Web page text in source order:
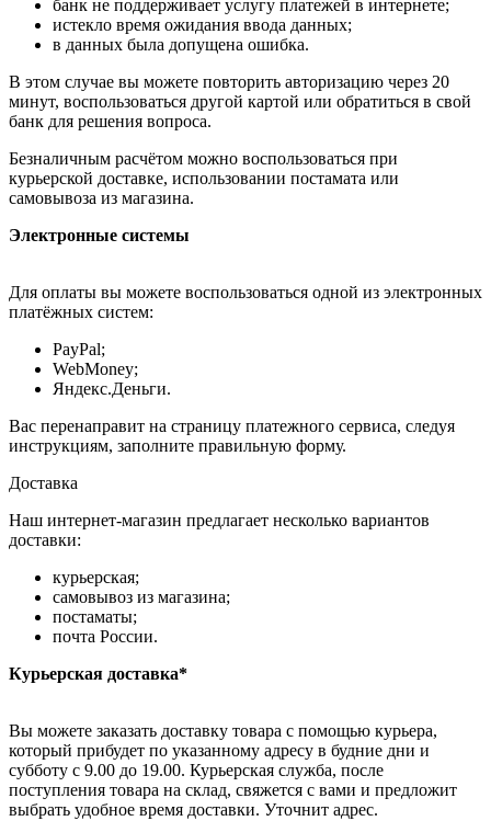
банк не поддерживает услугу платежей в интернете;
истекло время ожидания ввода данных;
в данных была допущена ошибка.
В этом случае вы можете повторить авторизацию через 20
минут, воспользоваться другой картой или обратиться в свой
банк для решения вопроса.
Безналичным расчётом можно воспользоваться при
курьерской доставке, использовании постамата или
самовывоза из магазина.
Электронные системы
Для оплаты вы можете воспользоваться одной из электронных
платёжных систем:
PayPal;
WebMoney;
Яндекс.Деньги.
Вас перенаправит на страницу платежного сервиса, следуя
инструкциям, заполните правильную форму.
Доставка
Наш интернет-магазин предлагает несколько вариантов
доставки:
курьерская;
самовывоз из магазина;
постаматы;
почта России.
Курьерская доставка*
Вы можете заказать доставку товара с помощью курьера,
который прибудет по указанному адресу в будние дни и
субботу с 9.00 до 19.00. Курьерская служба, после
поступления товара на склад, свяжется с вами и предложит
выбрать удобное время доставки. Уточнит адрес.